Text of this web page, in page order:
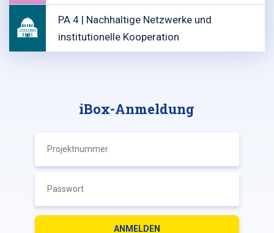
PA 4 | Nachhaltige Netzwerke und
institutionelle Kooperation
iBox-Anmeldung